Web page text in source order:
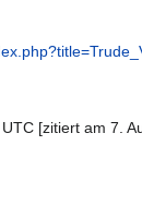
[zitiert am 7.